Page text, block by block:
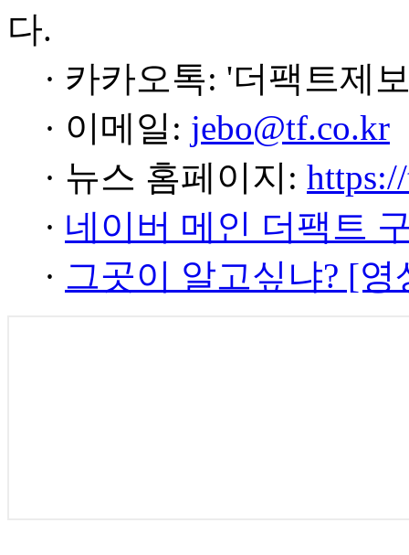
다.
· 카카오톡: '더팩트제
· 이메일: jebo@tf.co.kr
· 뉴스 홈페이지:
· 네이버 메인 더팩트
· 그곳이 알고싶냐? [